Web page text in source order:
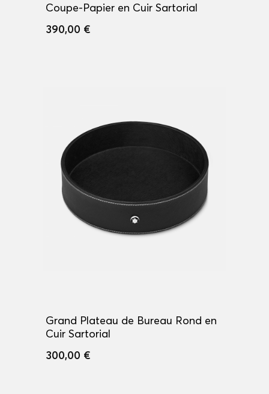
Coupe-Papier en Cuir Sartorial
390,00 €
Grand Plateau de Bureau Rond en
Cuir Sartorial
300,00 €